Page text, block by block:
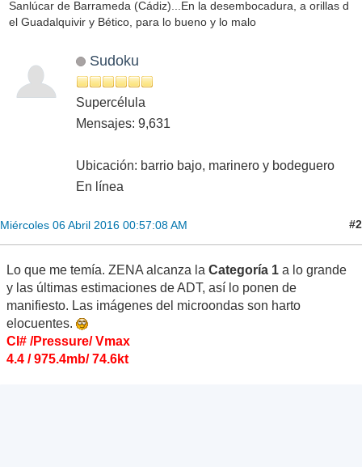
Sanlúcar de Barrameda (Cádiz)...En la desembocadura, a orillas d
el Guadalquivir y Bético, para lo bueno y lo malo
Sudoku
Supercélula
Mensajes: 9,631
Ubicación: barrio bajo, marinero y bodeguero
En línea
Miércoles 06 Abril 2016 00:57:08 AM #2
Lo que me temía. ZENA alcanza la Categoría 1 a lo grande
y las últimas estimaciones de ADT, así lo ponen de
manifiesto. Las imágenes del microondas son harto
elocuentes.
CI# /Pressure/ Vmax
4.4 / 975.4mb/ 74.6kt